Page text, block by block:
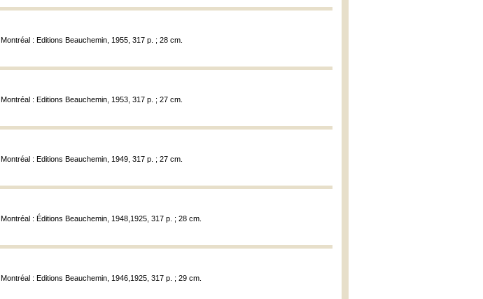
, Montréal : Editions Beauchemin, 1955, 317 p. ; 28 cm.
, Montréal : Editions Beauchemin, 1953, 317 p. ; 27 cm.
, Montréal : Editions Beauchemin, 1949, 317 p. ; 27 cm.
, Montréal : Éditions Beauchemin, 1948,1925, 317 p. ; 28 cm.
, Montréal : Editions Beauchemin, 1946,1925, 317 p. ; 29 cm.